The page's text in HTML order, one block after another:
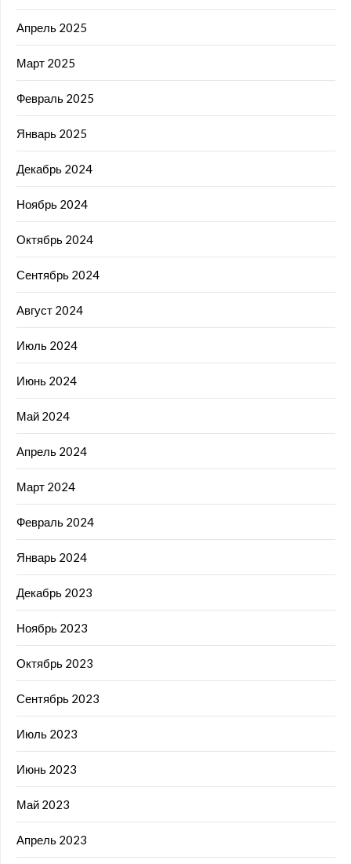
Апрель 2025
Март 2025
Февраль 2025
Январь 2025
Декабрь 2024
Ноябрь 2024
Октябрь 2024
Сентябрь 2024
Август 2024
Июль 2024
Июнь 2024
Май 2024
Апрель 2024
Март 2024
Февраль 2024
Январь 2024
Декабрь 2023
Ноябрь 2023
Октябрь 2023
Сентябрь 2023
Июль 2023
Июнь 2023
Май 2023
Апрель 2023